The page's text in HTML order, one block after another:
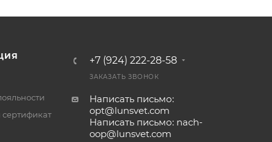
+7 (924) 222-28-58
ЗАКАЗАТЬ ЗВОНОК
Написать письмо:
opt@lunsvet.com
Написать письмо: nach-
oop@lunsvet.com